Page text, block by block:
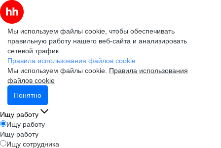
Мы используем файлы cookie, чтобы обеспечивать
правильную работу нашего веб-сайта и анализировать
сетевой трафик.
Правила использования файлов cookie
Мы используем файлы cookie. Правила использования
файлов cookie
Понятно
Ищу работу
Ищу работу
Ищу работу
Ищу сотрудника